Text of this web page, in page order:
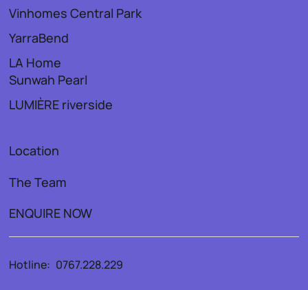
Hotline: 0767.228.229
ENQUIRE NOW
The Team
Location
YarraBend
LA Home
Sunwah Pearl
LUMIÈRE riverside
Vinhomes Central Park